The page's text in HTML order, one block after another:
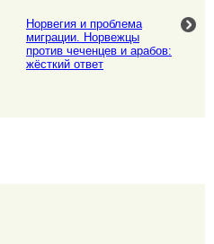
Норвегия и проблема
миграции. Норвежцы
против чеченцев и арабов:
жёсткий ответ